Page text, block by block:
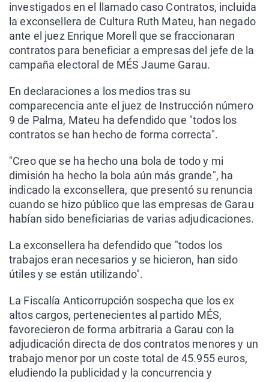
investigados en el llamado caso Contratos, incluida
la exconsellera de Cultura Ruth Mateu, han negado
ante el juez Enrique Morell que se fraccionaran
contratos para beneficiar a empresas del jefe de la
campaña electoral de MÉS Jaume Garau.
En declaraciones a los medios tras su
comparecencia ante el juez de Instrucción número
9 de Palma, Mateu ha defendido que "todos los
contratos se han hecho de forma correcta".
"Creo que se ha hecho una bola de todo y mi
dimisión ha hecho la bola aún más grande", ha
indicado la exconsellera, que presentó su renuncia
cuando se hizo público que las empresas de Garau
habían sido beneficiarias de varias adjudicaciones.
La exconsellera ha defendido que "todos los
trabajos eran necesarios y se hicieron, han sido
útiles y se están utilizando".
La Fiscalía Anticorrupción sospecha que los ex
altos cargos, pertenecientes al partido MÉS,
favorecieron de forma arbitraria a Garau con la
adjudicación directa de dos contratos menores y un
trabajo menor por un coste total de 45.955 euros,
eludiendo la publicidad y la concurrencia y